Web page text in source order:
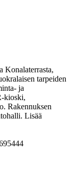
Konalaterrasta,
tarpeiden
ja
kioski,
Rakennuksen
Lisää